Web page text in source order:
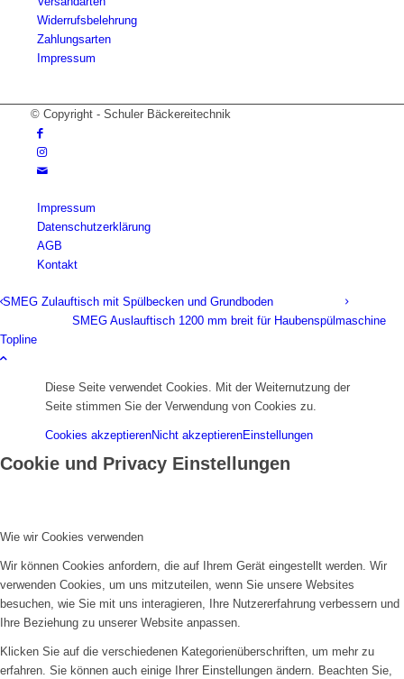
Widerrufsbelehrung
Zahlungsarten
Impressum
© Copyright - Schuler Bäckereitechnik
Impressum
Datenschutzerklärung
AGB
Kontakt
SMEG Zulauftisch mit Spülbecken und Grundboden
SMEG Auslauftisch 1200 mm breit für Haubenspülmaschine
Topline
Diese Seite verwendet Cookies. Mit der Weiternutzung der
Seite stimmen Sie der Verwendung von Cookies zu.
Cookies akzeptierenNicht akzeptierenEinstellungen
Cookie und Privacy Einstellungen
Wie wir Cookies verwenden
Wir können Cookies anfordern, die auf Ihrem Gerät eingestellt werden. Wir
verwenden Cookies, um uns mitzuteilen, wenn Sie unsere Websites
besuchen, wie Sie mit uns interagieren, Ihre Nutzererfahrung verbessern und
Ihre Beziehung zu unserer Website anpassen.
Klicken Sie auf die verschiedenen Kategorienüberschriften, um mehr zu
erfahren. Sie können auch einige Ihrer Einstellungen ändern. Beachten Sie,